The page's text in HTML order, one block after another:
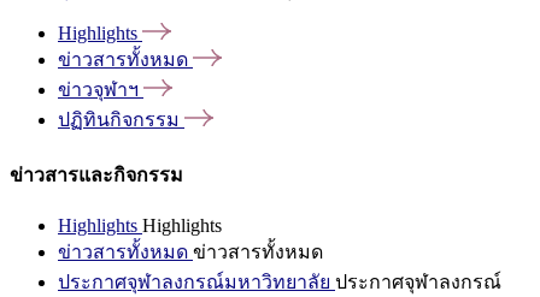
Highlights
ข่าวสารทั้งหมด
ข่าวจุฬาฯ
ปฏิทินกิจกรรม
ข่าวสารและกิจกรรม
Highlights Highlights
ข่าวสารทั้งหมด ข่าวสารทั้งหมด
ประกาศจุฬาลงกรณ์มหาวิทยาลัย ประกาศจุฬาลงกรณ์